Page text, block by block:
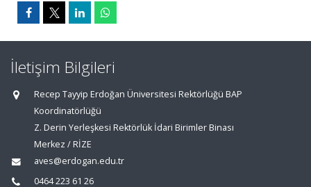
İletişim Bilgileri
Recep Tayyip Erdoğan Üniversitesi Rektörlüğü BAP
Koordinatörlüğü
Z. Derin Yerleşkesi Rektörlük İdari Birimler Binası
Merkez / RİZE
aves@erdogan.edu.tr
0464 223 61 26